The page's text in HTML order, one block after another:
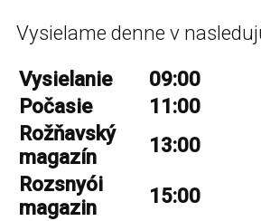
Vysielame denne v
Vysielanie
09:00
Počasie
11:00
Rožňavský
magazín
13:00
Rozsnyói
magazin
15:00